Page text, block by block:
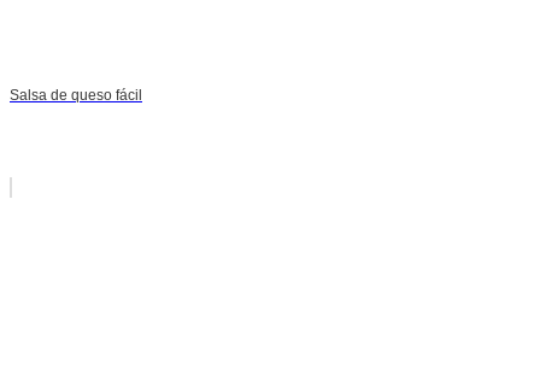
Salsa de queso fácil